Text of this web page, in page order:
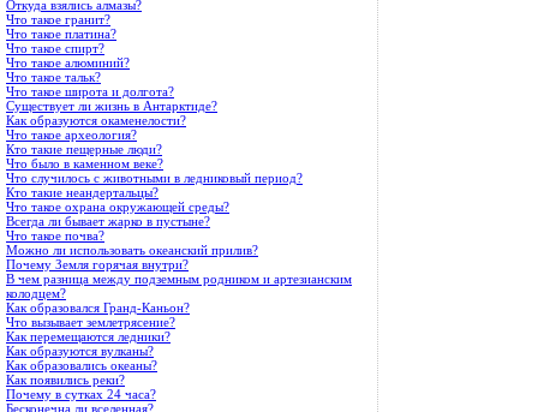
Откуда взялись алмазы?
Что такое гранит?
Что такое платина?
Что такое спирт?
Что такое алюминий?
Что такое тальк?
Что такое широта и долгота?
Существует ли жизнь в Антарктиде?
Как образуются окаменелости?
Что такое археология?
Кто такие пещерные люди?
Что было в каменном веке?
Что случилось с животными в лед­никовый период?
Кто такие неандертальцы?
Что такое охрана окружающей среды?
Всегда ли бывает жарко в пустыне?
Что такое почва?
Можно ли использовать океанский прилив?
Почему Земля горячая внутри?
В чем разница между подземным родником и артезианским
колодцем?
Как образовался Гранд-Каньон?
Что вызывает землетрясение?
Как перемещаются ледники?
Как образуются вулканы?
Как образовались океаны?
Как появились реки?
Почему в сутках 24 часа?
Бесконечна ли вселенная?